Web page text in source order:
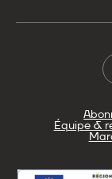
Équipe &